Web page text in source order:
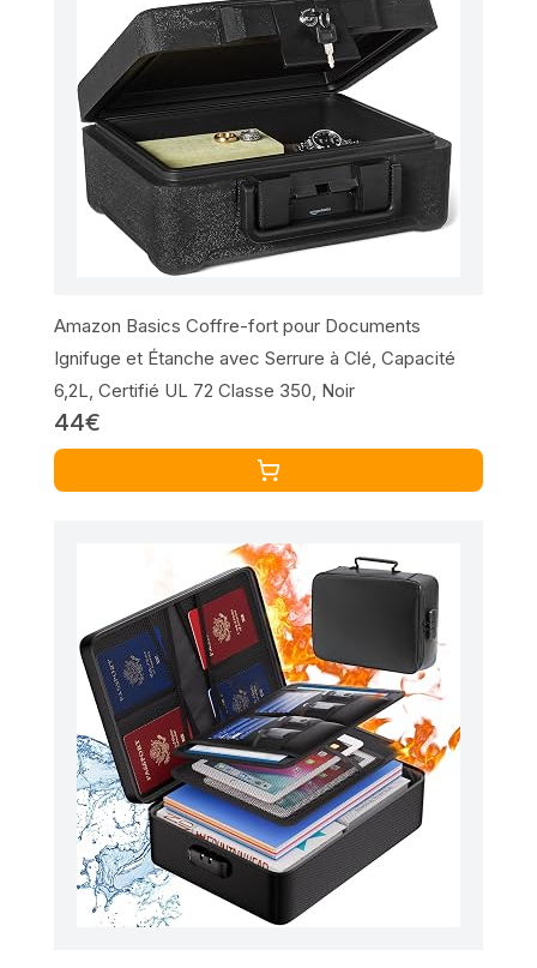
Amazon Basics Coffre-fort pour Documents
Ignifuge et Étanche avec Serrure à Clé, Capacité
6,2L, Certifié UL 72 Classe 350, Noir
44€